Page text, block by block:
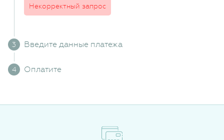
Некорректный запрос
Введите данные платежа
Оплатите